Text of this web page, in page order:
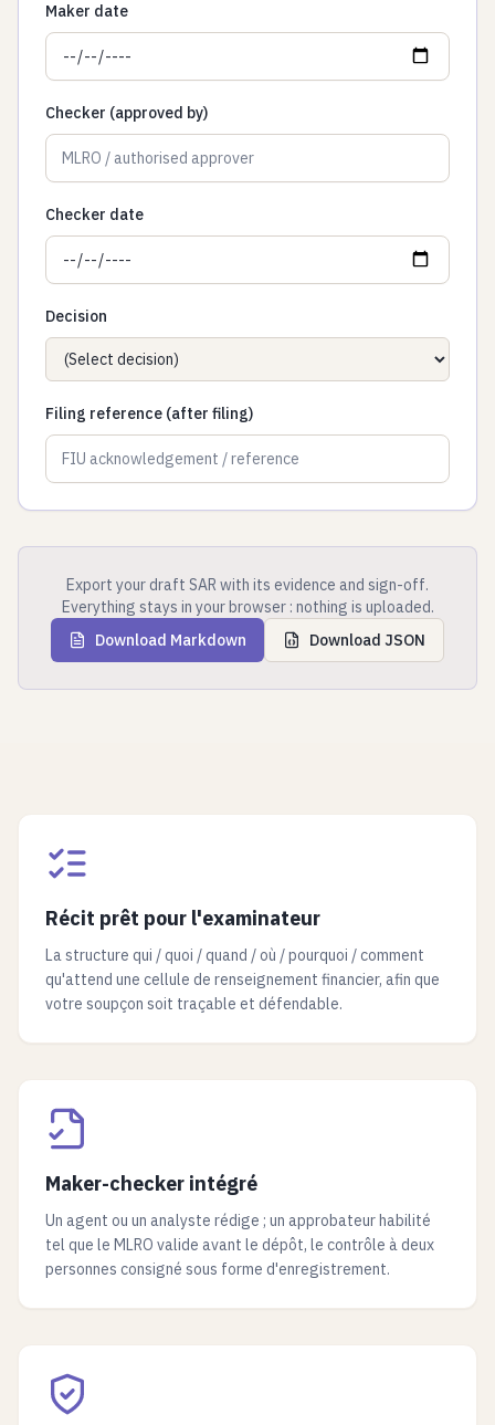
Maker date
Checker (approved by)
Checker date
Decision
Filing reference (after filing)
Export your draft SAR with its evidence and sign-off.
Everything stays in your browser : nothing is uploaded.
Download Markdown
Download JSON
Récit prêt pour l'examinateur
La structure qui / quoi / quand / où / pourquoi / comment
qu'attend une cellule de renseignement financier, afin que
votre soupçon soit traçable et défendable.
Maker-checker intégré
Un agent ou un analyste rédige ; un approbateur habilité
tel que le MLRO valide avant le dépôt, le contrôle à deux
personnes consigné sous forme d'enregistrement.